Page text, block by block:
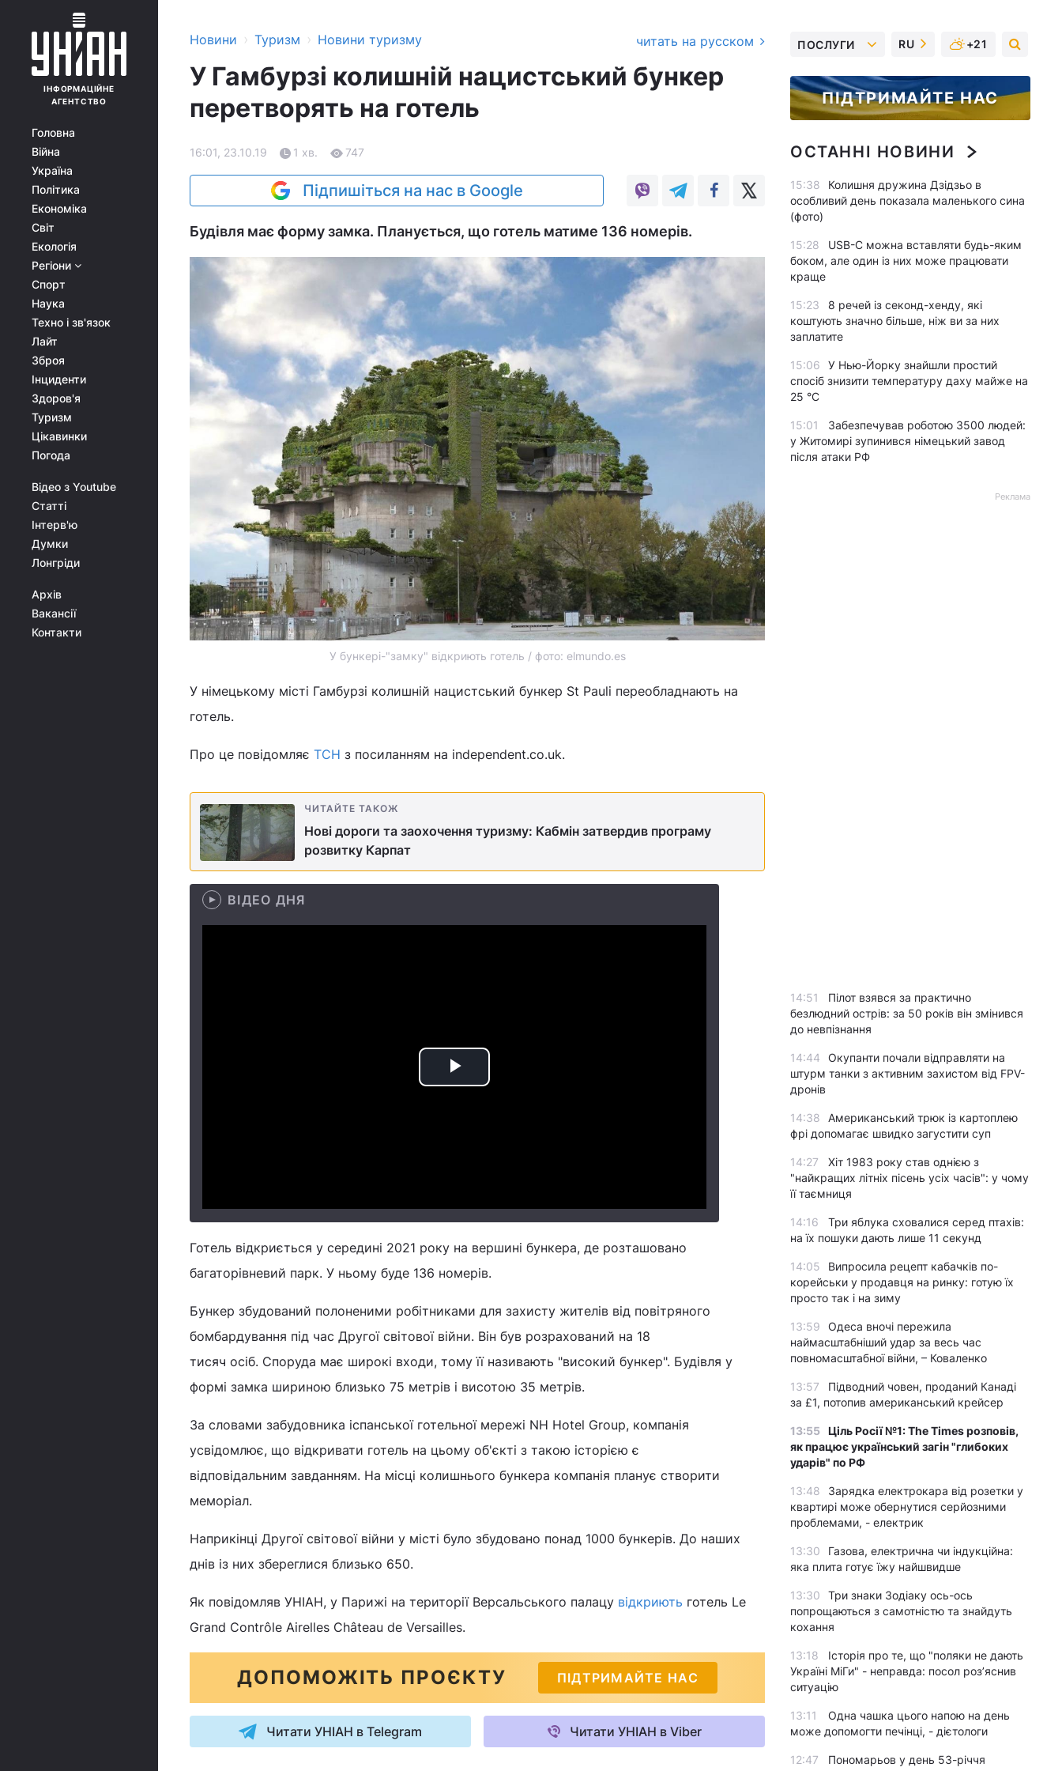
ІНФОРМАЦІЙНЕ
АГЕНТСТВО
Головна
Війна
Україна
Політика
Економіка
Світ
Екологія
Регіони
Спорт
Наука
Техно і зв'язок
Лайт
Зброя
Інциденти
Здоров'я
Туризм
Цікавинки
Погода
Відео з Youtube
Статті
Інтерв'ю
Думки
Лонгріди
Архів
Вакансії
Контакти
Новини › Туризм › Новини туризму читать на русском
У Гамбурзі колишній нацистський бункер
перетворять на готель
16:01, 23.10.19 1 хв. 747
Підпишіться на нас в Google
Будівля має форму замка. Планується, що готель матиме 136 номерів.
У бункері-"замку" відкриють готель / фото: elmundo.es
У німецькому місті Гамбурзі колишній нацистський бункер St Pauli переобладнають на
готель.
Про це повідомляє ТСН з посиланням на independent.co.uk.
ЧИТАЙТЕ ТАКОЖ
Нові дороги та заохочення туризму: Кабмін затвердив програму
розвитку Карпат
ВІДЕО ДНЯ
Play
Готель відкриється у середині 2021 року на вершині бункера, де розташовано
багаторівневий парк. У ньому буде 136 номерів.
Бункер збудований полоненими робітниками для захисту жителів від повітряного
бомбардування під час Другої світової війни. Він був розрахований на 18
тисяч осіб. Споруда має широкі входи, тому її називають "високий бункер". Будівля у
формі замка шириною близько 75 метрів і висотою 35 метрів.
За словами забудовника іспанської готельної мережі NH Hotel Group, компанія
усвідомлює, що відкривати готель на цьому об'єкті з такою історією є
відповідальним завданням. На місці колишнього бункера компанія планує створити
меморіал.
Наприкінці Другої світової війни у місті було збудовано понад 1000 бункерів. До наших
днів із них збереглися близько 650.
Як повідомляв УНІАН, у Парижі на території Версальського палацу відкриють готель Le
Grand Contrôle Airelles Château de Versailles.
ДОПОМОЖІТЬ ПРОЄКТУ ПІДТРИМАЙТЕ НАС
Читати УНІАН в Telegram Читати УНІАН в Viber
ПОСЛУГИ RU +21
ПІДТРИМАЙТЕ НАС
ОСТАННІ НОВИНИ
15:38
Колишня дружина Дзідзьо в
особливий день показала маленького сина
(фото)
15:28
USB-C можна вставляти будь-яким
боком, але один із них може працювати
краще
15:23
8 речей із секонд-хенду, які
коштують значно більше, ніж ви за них
заплатите
15:06
У Нью-Йорку знайшли простий
спосіб знизити температуру даху майже на
25 °C
15:01
Забезпечував роботою 3500 людей:
у Житомирі зупинився німецький завод
після атаки РФ
Реклама
14:51
Пілот взявся за практично
безлюдний острів: за 50 років він змінився
до невпізнання
14:44
Окупанти почали відправляти на
штурм танки з активним захистом від FPV-
дронів
14:38
Американський трюк із картоплею
фрі допомагає швидко загустити суп
14:27
Хіт 1983 року став однією з
"найкращих літніх пісень усіх часів": у чому
її таємниця
14:16
Три яблука сховалися серед птахів:
на їх пошуки дають лише 11 секунд
14:05
Випросила рецепт кабачків по-
корейськи у продавця на ринку: готую їх
просто так і на зиму
13:59
Одеса вночі пережила
наймасштабніший удар за весь час
повномасштабної війни, – Коваленко
13:57
Підводний човен, проданий Канаді
за £1, потопив американський крейсер
13:55 Ціль Росії №1: The Times розповів,
як працює український загін "глибоких
ударів" по РФ
13:48
Зарядка електрокара від розетки у
квартирі може обернутися серйозними
проблемами, - електрик
13:30
Газова, електрична чи індукційна:
яка плита готує їжу найшвидше
13:30
Три знаки Зодіаку ось-ось
попрощаються з самотністю та знайдуть
кохання
13:18
Історія про те, що "поляки не дають
Україні МіГи" - неправда: посол роз’яснив
ситуацію
13:11
Одна чашка цього напою на день
може допомогти печінці, - дієтологи
12:47
Пономарьов у день 53-річчя